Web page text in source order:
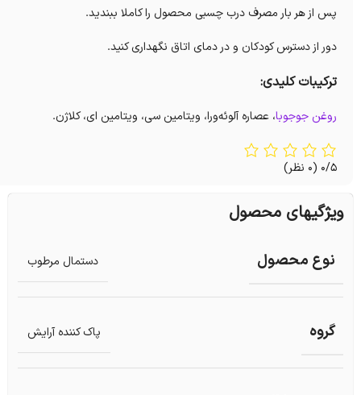
پس از هر بار مصرف درب چسبی محصول را کاملا ببندید.
دور از دسترس کودکان و در دمای اتاق نگهداری کنید.
ترکیبات کلیدی:
روغن جوجوبا، عصاره آلوئه‌ورا، ویتامین سی، ویتامین ای، کلاژن.
0/5 (0 نظر)
ویژگیهای محصول
نوع محصول دستمال مرطوب
گروه پاک کننده آرایش